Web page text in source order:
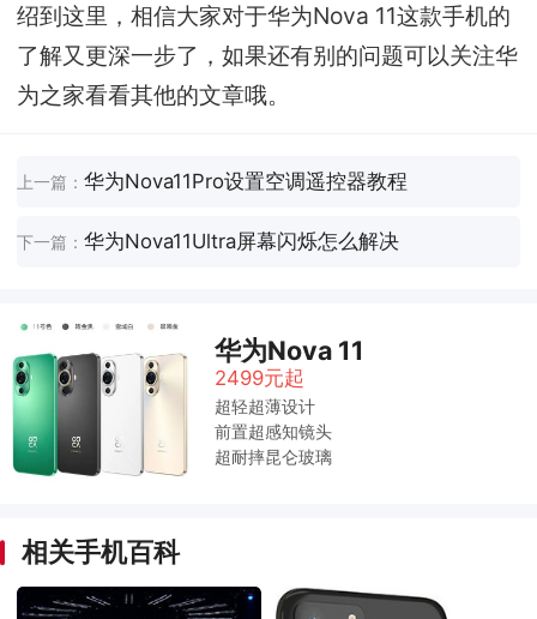
绍到这里，相信大家对于华为Nova 11这款手机的
了解又更深一步了，如果还有别的问题可以关注华
为之家看看其他的文章哦。
上一篇：华为Nova11Pro设置空调遥控器教程
下一篇：华为Nova11Ultra屏幕闪烁怎么解决
华为Nova 11
2499元起
超轻超薄设计
前置超感知镜头
超耐摔昆仑玻璃
相关手机百科